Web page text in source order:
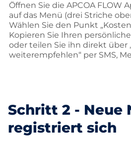
Öffnen Sie die APCOA FLOW
auf das Menü (drei Striche
Wählen Sie den Punkt
Kopieren Sie Ihren
oder teilen Sie ihn direkt über
weiterempfehlen“ per SMS,
Schritt 2 - Neue
registriert sich